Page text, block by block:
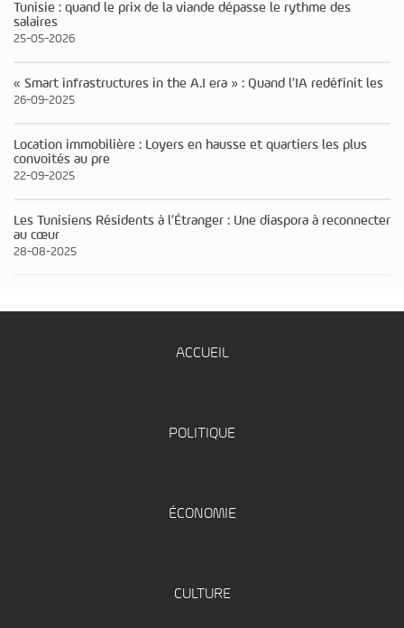
Tunisie : quand le prix de la viande dépasse le rythme des
salaires
25-05-2026
« Smart infrastructures in the A.I era » : Quand l’IA redéfinit les
26-09-2025
Location immobilière : Loyers en hausse et quartiers les plus
convoités au pre
22-09-2025
Les Tunisiens Résidents à l’Étranger : Une diaspora à reconnecter
au cœur
28-08-2025
ACCUEIL
POLITIQUE
ÉCONOMIE
CULTURE